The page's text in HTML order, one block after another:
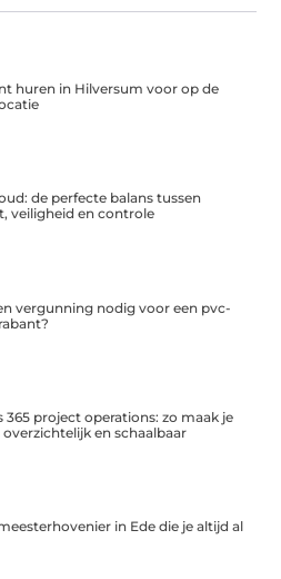
huren in Hilversum voor op de
de perfecte balans tussen
veiligheid en controle
vergunning nodig voor een pvc-
365 project operations: zo maak je
en schaalbaar
in Ede die je altijd al